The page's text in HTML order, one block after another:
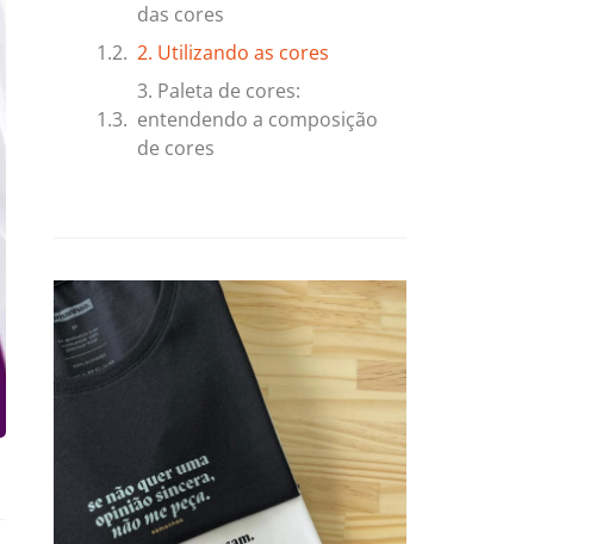
das cores
2. Utilizando as cores
3. Paleta de cores:
entendendo a composição
de cores